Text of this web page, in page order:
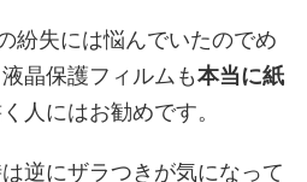
紛失には悩んでいたのでめ
晶保護フィルムも本当に紙
人にはお勧めです。
逆にザラつきが気になって